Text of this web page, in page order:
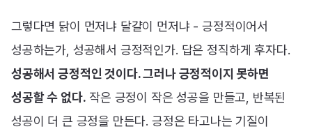
그렇다면 닭이 먼저냐 달걀이 먼저냐 - 긍정적이어서
성공하는가, 성공해서 긍정적인가. 답은 정직하게 후자다.
성공해서 긍정적인 것이다. 그러나 긍정적이지 못하면
성공할 수 없다. 작은 긍정이 작은 성공을 만들고, 반복된
성공이 더 큰 긍정을 만든다. 긍정은 타고나는 기질이